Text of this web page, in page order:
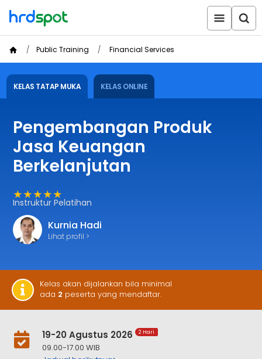
Public Training Financial Services
KELAS TATAP MUKA KELAS ONLINE
Pengembangan Produk
Jasa Keuangan
Berkelanjutan
★★★★★
Instruktur Pelatihan
Kurnia Hadi
Lihat profil >
Kelas akan dijalankan bila minimal
ada 2 peserta yang mendaftar.
19-20 Agustus 2026 2 Hari
09.00-17.00 WIB